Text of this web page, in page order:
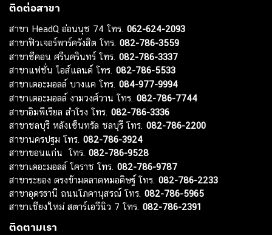
ติดต่อสาขา
สาขา HeadQ อ่อนนุช 74 โทร. 062-624-2093
สาขาฟิวเจอร์พาร์ครังสิต โทร. 082-786-3559
สาขาซีคอน ศรีนครินทร์ โทร. 082-786-3337
สาขาแฟชั่น ไอส์แลนด์ โทร. 082-786-5533
สาขาเดอะมอลล์ บางแค โทร. 084-977-9994
สาขาเดอะมอลล์ งามวงศ์วาน โทร. 082-786-7744
สาขาอิมพีเรียล สำโรง โทร. 082-786-3336
สาขาชลบุรี หลังเซ็นทรัล ชลบุรี โทร. 082-786-2200
สาขานครปฐม โทร. 082-786-3924
สาขาขอนแก่น โทร. 082-786-9528
สาขาเดอะมอลล์ โคราช โทร. 082-786-9787
สาขาระยอง ตรงข้ามตลาดหมอดิษฐ์ โทร. 082-786-2233
สาขาอุดรธานี ถนนโภคานุสรณ์ โทร. 082-786-5965
สาขาเชียงใหม่ สตาร์เอวีนิว 7 โทร. 082-786-2391
ติดตามเรา